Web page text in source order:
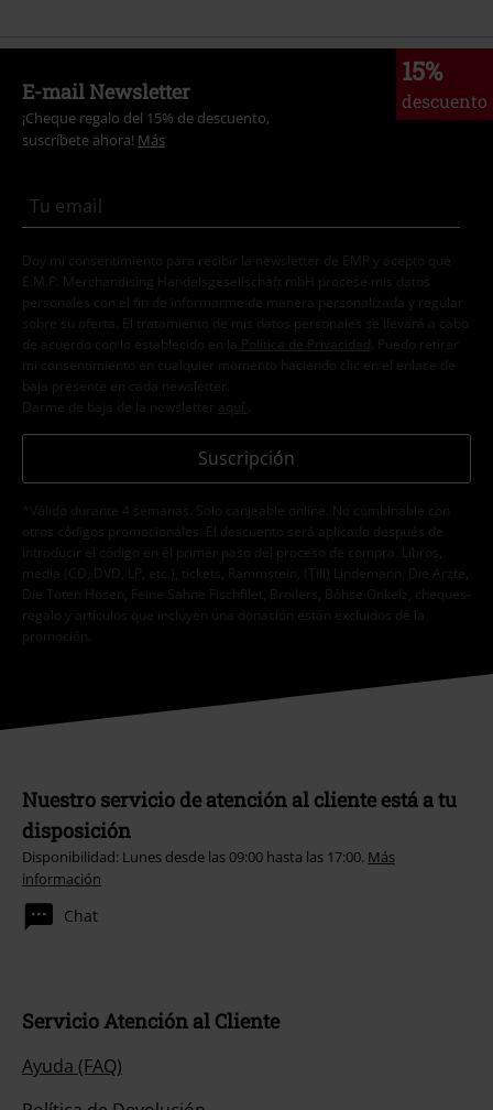
15%
descuento
E-mail Newsletter
¡Cheque regalo del 15% de descuento,
suscríbete ahora! Más
Doy mi consentimiento para recibir la newsletter de EMP y acepto que
E.M.P. Merchandising Handelsgesellschaft mbH procese mis datos
personales con el fin de informarme de manera personalizada y regular
sobre su oferta. El tratamiento de mis datos personales se llevará a cabo
de acuerdo con lo establecido en la
Política de Privacidad . Puedo retirar
mi consentimiento en cualquier momento haciendo clic en el enlace de
baja presente en cada newsletter.
Darme de baja de la newsletter
aquí
Suscripción
*Válido durante 4 semanas. Solo canjeable online. No combinable con
otros códigos promocionales. El descuento será aplicado después de
introducir el código en el primer paso del proceso de compra. Libros,
media (CD, DVD, LP, etc.), tickets, Rammstein, (Till) Lindemann, Die Ärzte,
Die Toten Hosen, Feine Sahne Fischfilet, Broilers, Böhse Onkelz, cheques-
regalo y artículos que incluyen una donación están excluidos de la
promoción.
Nuestro servicio de atención al cliente está a tu
disposición
Disponibilidad: Lunes desde las 09:00 hasta las 17:00. Más
información
Chat
Servicio Atención al Cliente
Ayuda (FAQ)